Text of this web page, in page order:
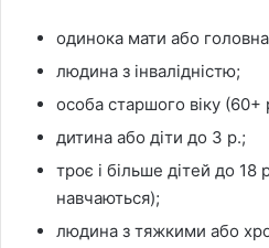
одинока мати або
людина з інвалідністю;
особа старшого віку (60+
дитина або діти до 3 р.;
троє і більше дітей до
навчаються);
людина з тяжкими або